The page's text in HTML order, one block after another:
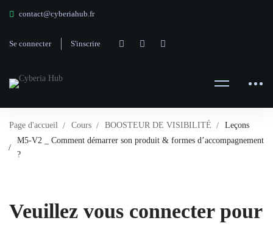
contact@cyberiahub.fr
Se connecter S'inscrire
Page d'accueil Cours BOOSTEUR DE VISIBILITÉ
Leçons
M5-V2 _ Comment démarrer son produit & formes d’accompagnement
?
Veuillez vous connecter pour